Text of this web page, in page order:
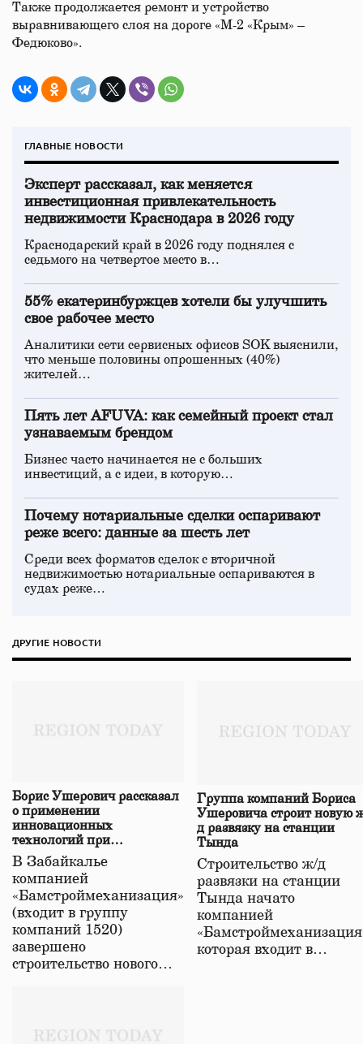
Также продолжается ремонт и устройство
выравнивающего слоя на дороге «М-2 «Крым» –
Федюково».
ГЛАВНЫЕ НОВОСТИ
Эксперт рассказал, как меняется
инвестиционная привлекательность
недвижимости Краснодара в 2026 году
Краснодарский край в 2026 году поднялся с
седьмого на четвертое место в…
55% екатеринбуржцев хотели бы улучшить
свое рабочее место
Аналитики сети сервисных офисов SOK выяснили,
что меньше половины опрошенных (40%)
жителей…
Пять лет AFUVA: как семейный проект стал
узнаваемым брендом
Бизнес часто начинается не с больших
инвестиций, а с идеи, в которую…
Почему нотариальные сделки оспаривают
реже всего: данные за шесть лет
Среди всех форматов сделок с вторичной
недвижимостью нотариальные оспариваются в
судах реже…
ДРУГИЕ НОВОСТИ
Борис Ушерович рассказал
о применении
инновационных
технологий при
строительстве нового моста
в Забайкалье
В Забайкалье
компанией
«Бамстроймеханизация»
(входит в группу
компаний 1520)
завершено
строительство нового…
Группа компаний Бориса
Ушеровича строит новую
д развязку на станции
Тында
Строительство ж/д
развязки на станции
Тында начато
компанией
которая входит в…